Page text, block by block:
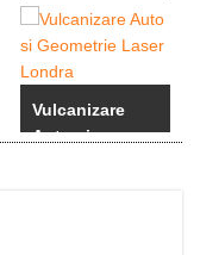
Vulcanizare
Auto si